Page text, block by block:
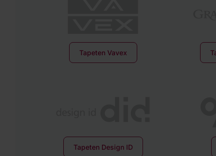
Tapeten Vavex
Tapeten Design ID